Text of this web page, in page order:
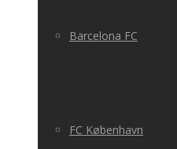
Barcelona FC
FC København